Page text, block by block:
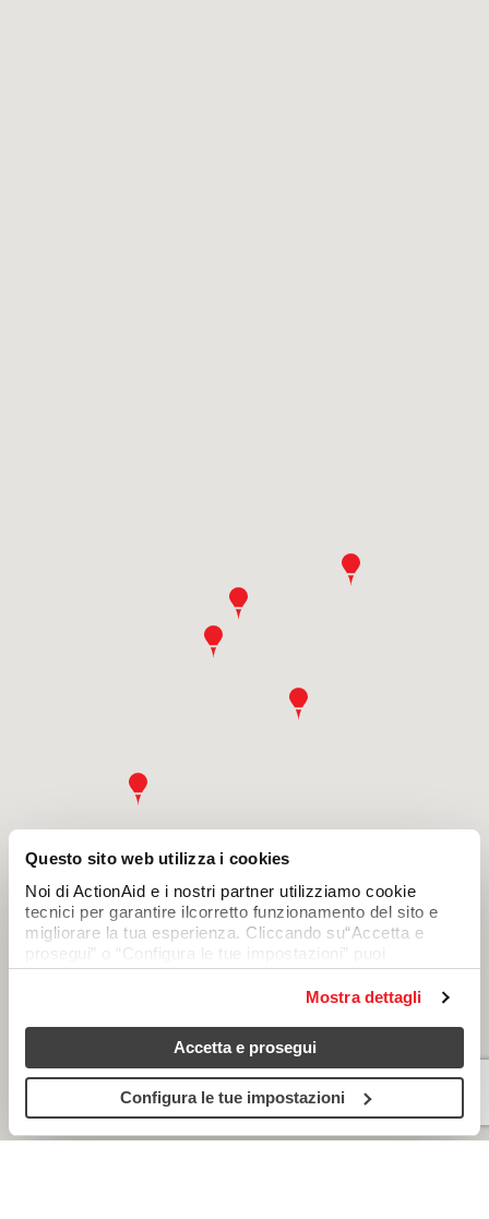
Questo sito web utilizza i cookies
Noi di ActionAid e i nostri partner utilizziamo cookie
tecnici per garantire ilcorretto funzionamento del sito e
migliorare la tua esperienza. Cliccando su“Accetta e
prosegui” o “Configura le tue impostazioni” puoi
consentire anchel’uso di cookie analitici e di profilazione,
che permettono di personalizzare icontenuti in base alle
senza accettare questi cookie (resteranno attivi soloquelli
tecnici). Per saperne di più, consulta la cookie policy.
Mostra dettagli
Accetta e prosegui
Configura le tue impostazioni